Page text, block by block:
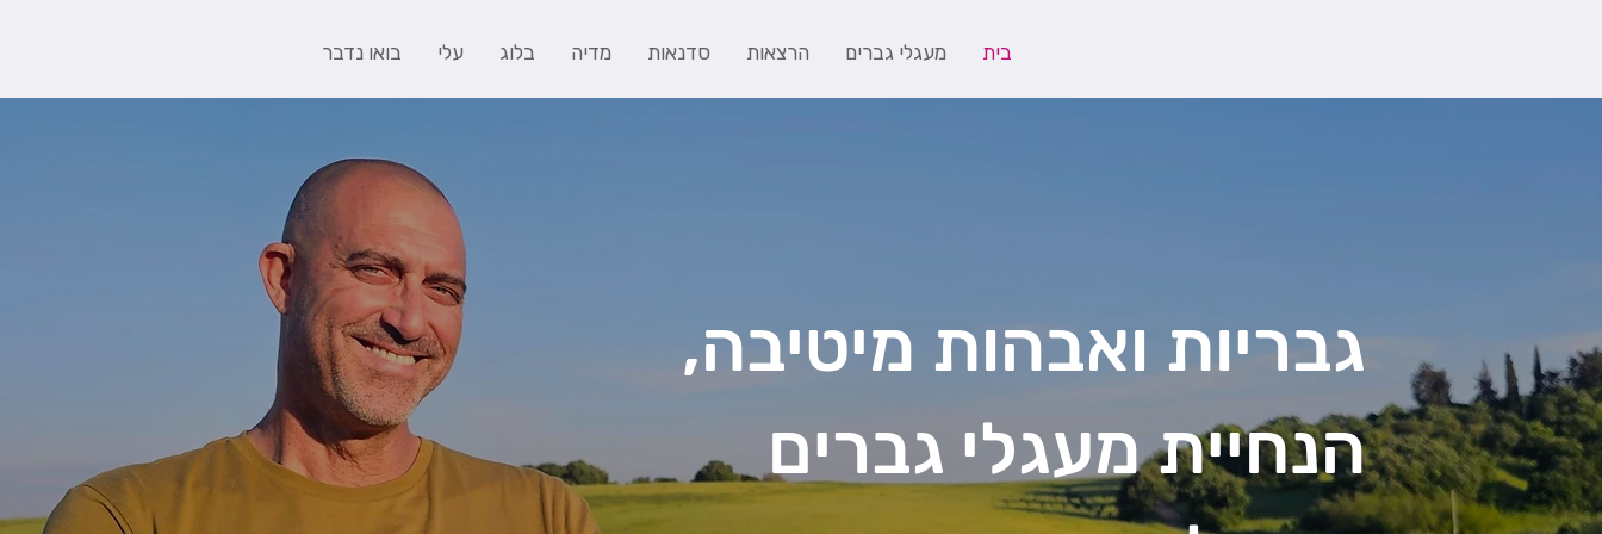
בית מעגלי גברים הרצאות סדנאות מדיה בלוג עלי בואו נדבר
גבריות ואבהות מיטיבה,
הנחיית מעגלי גברים